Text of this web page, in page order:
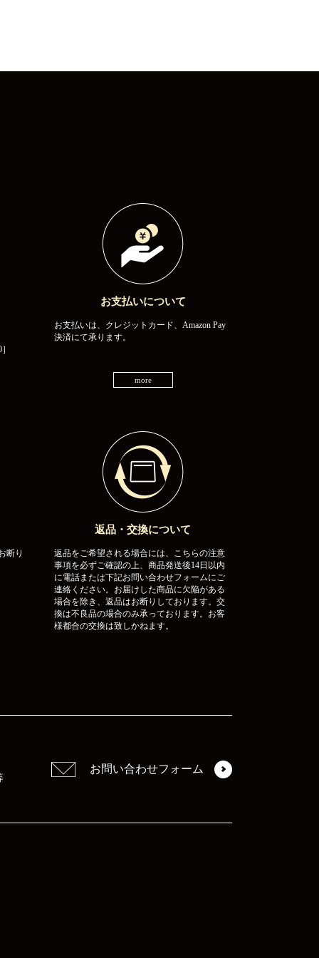
お支払いについて
お支払いは、クレジットカード、Amazon Pay
決済にて承ります。
more
断り
返品・交換について
返品をご希望される場合には、こちらの注意
事項を必ずご確認の上、商品発送後14日以内
に電話または下記お問い合わせフォームにご
連絡ください。お届けした商品に欠陥がある
場合を除き、返品はお断りしております。交
換は不良品の場合のみ承っております。お客
様都合の交換は致しかねます。
お問い合わせフォーム